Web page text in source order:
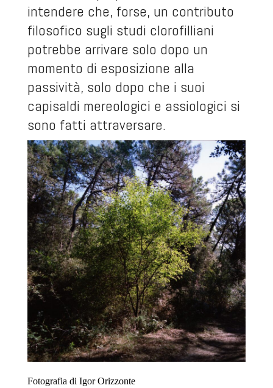
intendere che, forse, un contributo
filosofico sugli studi clorofilliani
potrebbe arrivare solo dopo un
momento di esposizione alla
passività, solo dopo che i suoi
capisaldi mereologici e assiologici si
sono fatti attraversare.
Fotografia di Igor Orizzonte